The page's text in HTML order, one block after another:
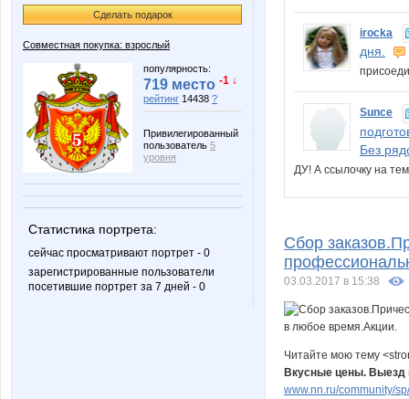
Сделать подарок
Совместная покупка: взрослый
популярность:
719 место -1 ↓
рейтинг 14438 ?
Привилегированный
пользователь 5
уровня
Статистика портрета:
сейчас просматривают портрет - 0
зарегистрированные пользователи
посетившие портрет за 7 дней - 0
irocka
дня.
Sunce
Без
ДУ! А ссылочку на
Сбор
03.03.2017 в 15:38
Читайте мою тему
Вкусные цены. Выезд
www.nn.ru/community/